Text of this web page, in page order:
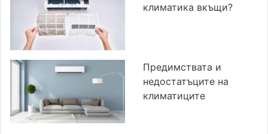
климатика вкъщи?
Предимствата и
недостатъците на
климатиците